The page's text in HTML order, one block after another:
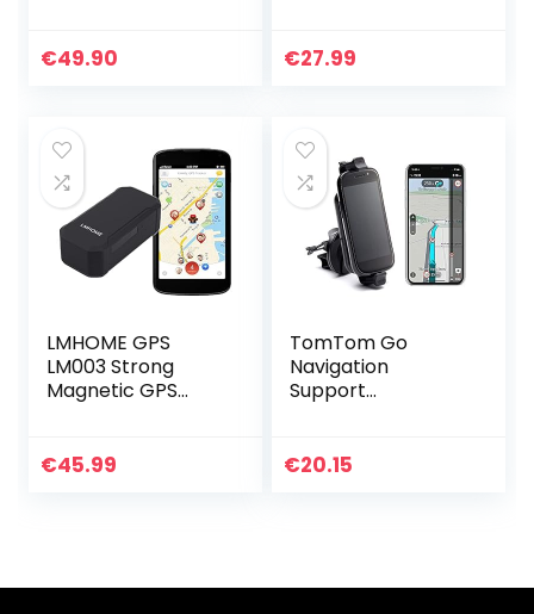
256MB MP3 8 Go
€49.90
localisation en
€27.99
LMHOME GPS
LM003 Strong
Magnetic GPS
Rechargable GPS
€45.99
TomTom Go
Navigation
Support
Smartphone 6
€20.15